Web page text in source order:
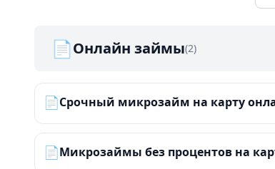
📄Онлайн займы(2)
📄Срочный микрозайм на карту
📄Микрозаймы без процентов на